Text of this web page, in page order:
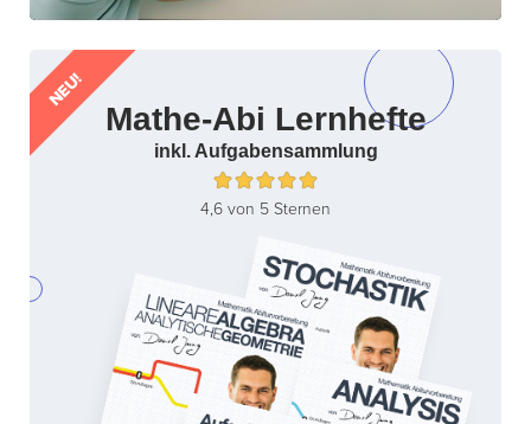
Mathe-Abi Lernhefte
inkl. Aufgabensammlung
4,6 von 5 Sternen
NEU!